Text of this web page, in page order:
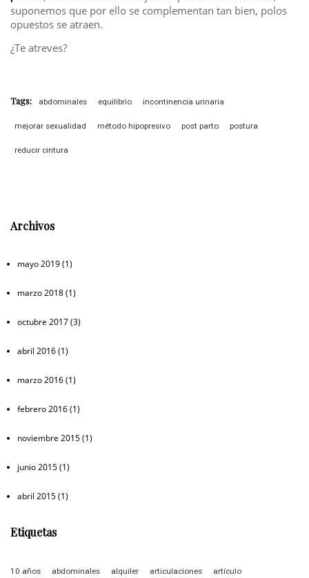
suponemos que por ello se complementan tan bien, polos
opuestos se atraen.
¿Te atreves?
Tags: abdominales equilibrio incontinencia urinaria
mejorar sexualidad método hipopresivo post parto postura
reducir cintura
Archivos
mayo 2019 (1)
marzo 2018 (1)
octubre 2017 (3)
abril 2016 (1)
marzo 2016 (1)
febrero 2016 (1)
noviembre 2015 (1)
junio 2015 (1)
abril 2015 (1)
Etiquetas
10 años abdominales alquiler articulaciones artículo